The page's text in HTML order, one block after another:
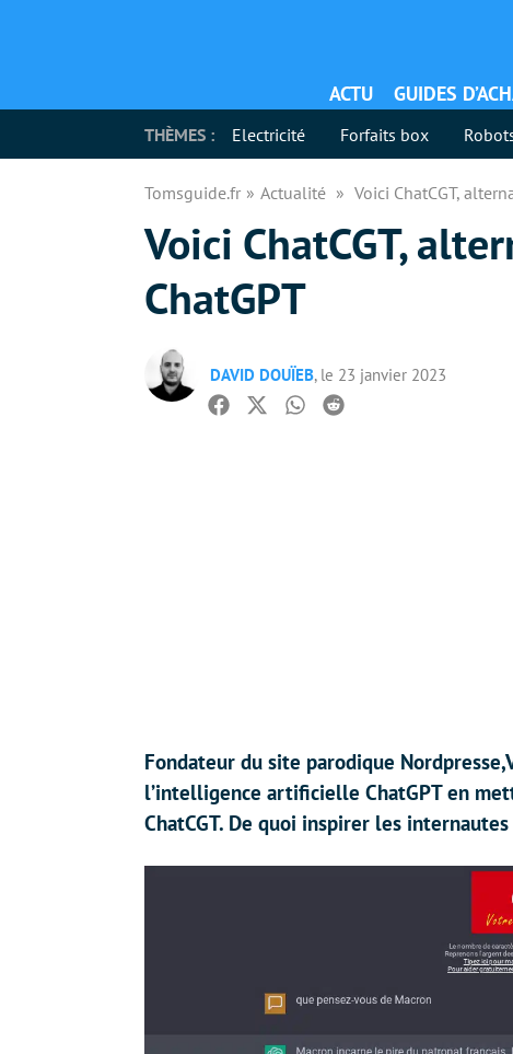
ACTU GUIDES
THÈMES : Electricité Forfaits box
Tomsguide.fr Actualité Voici ChatCGT,
Voici ChatCGT,
ChatGPT
DAVID DOUÏEB, le 23 janvier 2023
Facebook
TwitterWhatsapp
Reddit
Fondateur du site parodique
l’intelligence artificielle ChatGPT en
ChatCGT. De quoi inspirer les